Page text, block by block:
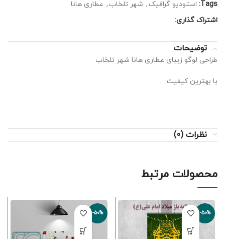
Tags: استودیو گرافیک , شهر تلخاب , عطاری هانا
اشتراک گذاری:
توضیحات
طراحی لوگو زیبای عطاری هانا شهر تلخاب
با بهترین کیفیت
نظرات (0)
محصولات مرتبط
-50%
-50%